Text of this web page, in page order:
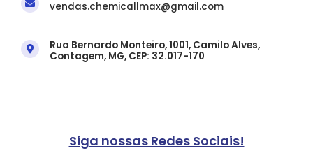
vendas.chemicallmax@gmail.com
Rua Bernardo Monteiro, 1001, Camilo Alves,
Contagem, MG, CEP: 32.017-170
Siga nossas Redes Sociais!